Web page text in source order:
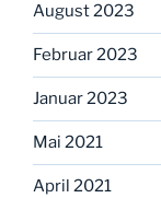
August 2023
Februar 2023
Januar 2023
Mai 2021
April 2021